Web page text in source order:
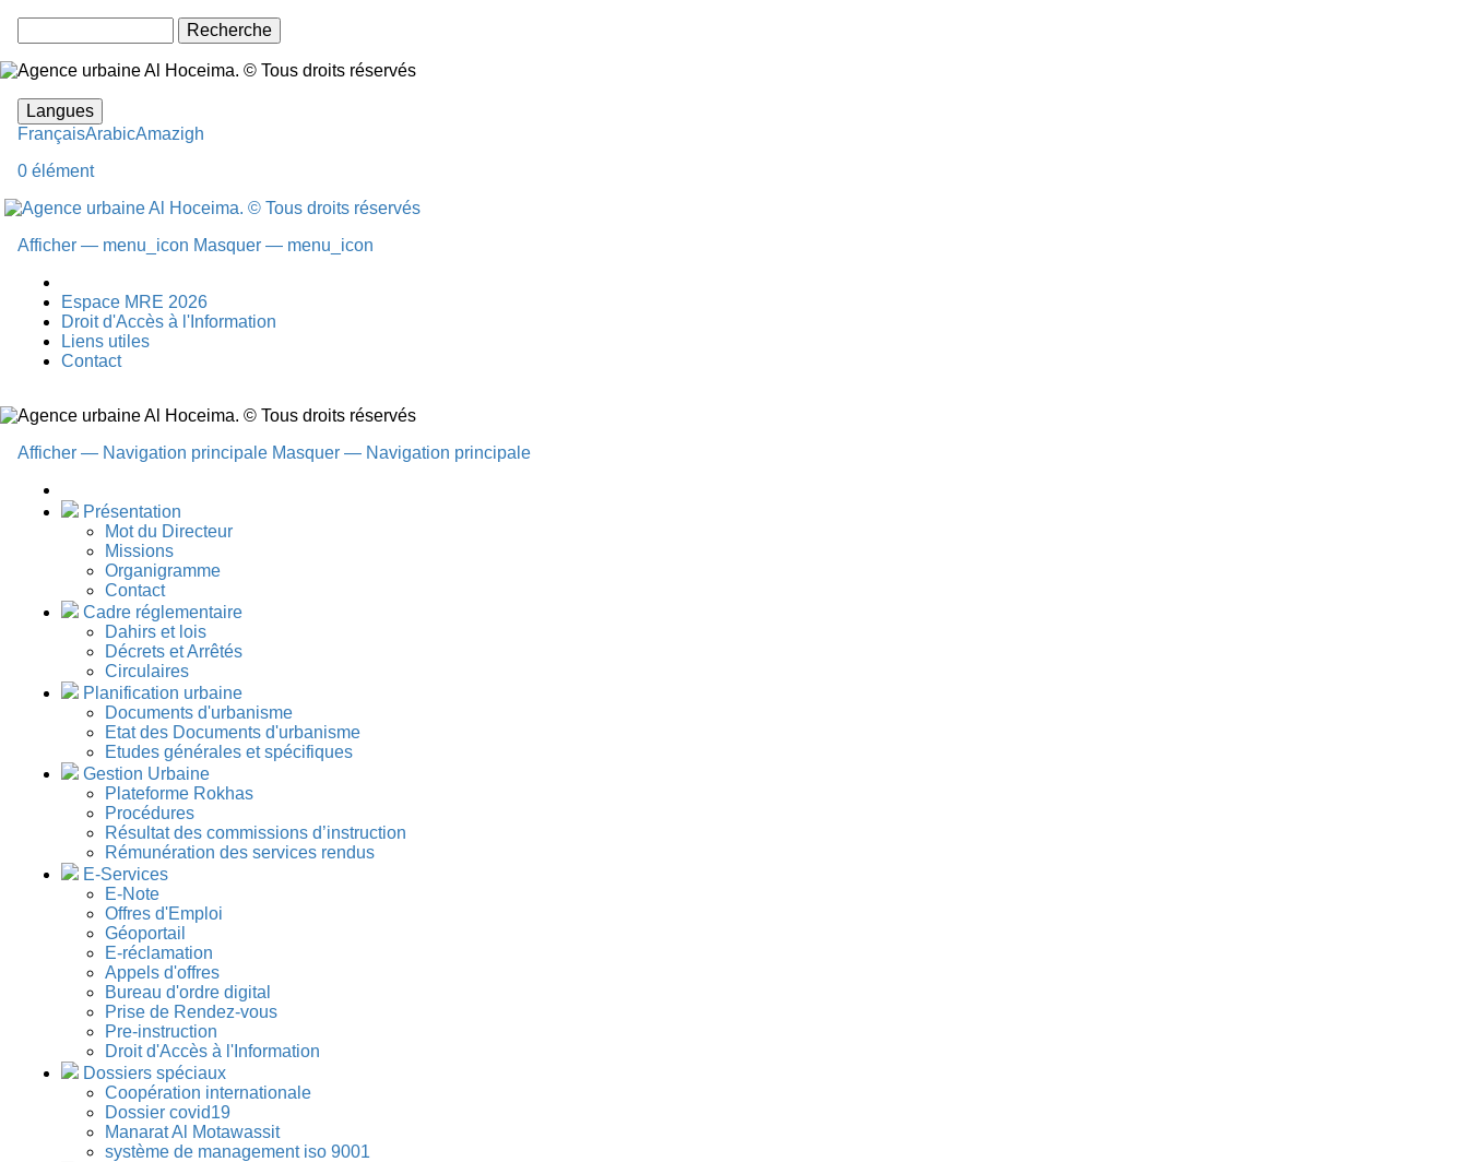
Langues
FrançaisArabicAmazigh
0 élément
menu_icon
Afficher — menu_icon Masquer — menu_icon
Espace MRE 2026
Droit d'Accès à l'Information
Liens utiles
Contact
Navigation
principale
Afficher — Navigation principale Masquer — Navigation principale
Présentation
Mot du Directeur
Missions
Organigramme
Contact
Cadre réglementaire
Dahirs et lois
Décrets et Arrêtés
Circulaires
Planification urbaine
Documents d'urbanisme
Etat des Documents d'urbanisme
Etudes générales et spécifiques
Gestion Urbaine
Plateforme Rokhas
Procédures
Résultat des commissions d’instruction
Rémunération des services rendus
E-Services
E-Note
Offres d'Emploi
Géoportail
E-réclamation
Appels d'offres
Bureau d'ordre digital
Prise de Rendez-vous
Pre-instruction
Droit d'Accès à l'Information
Dossiers spéciaux
Coopération internationale
Dossier covid19
Manarat Al Motawassit
système de management iso 9001